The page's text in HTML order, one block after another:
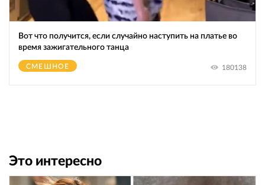
Вот что получится, если случайно наступить на платье во
время зажигательного танца
СМЕШНОЕ 180138
Это интересно